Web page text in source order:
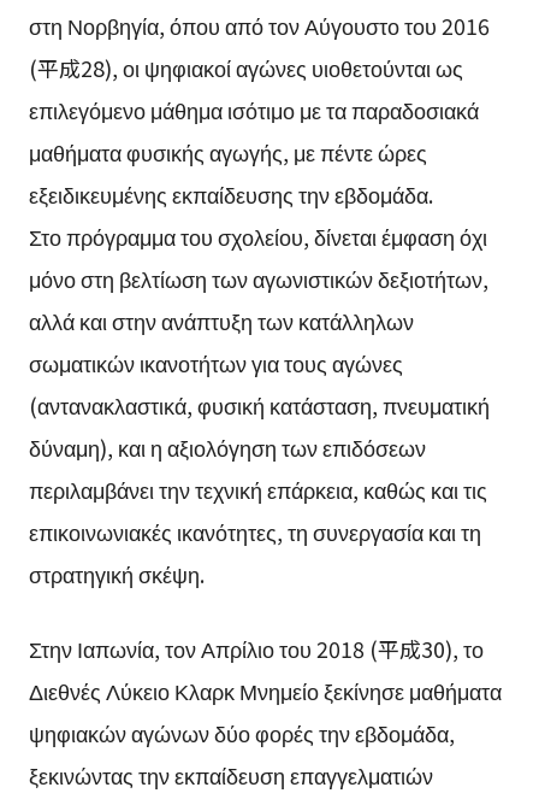
στη Νορβηγία, όπου από τον Αύγουστο του 2016
(平成28), οι ψηφιακοί αγώνες υιοθετούνται ως
επιλεγόμενο μάθημα ισότιμο με τα παραδοσιακά
μαθήματα φυσικής αγωγής, με πέντε ώρες
εξειδικευμένης εκπαίδευσης την εβδομάδα.
Στο πρόγραμμα του σχολείου, δίνεται έμφαση όχι
μόνο στη βελτίωση των αγωνιστικών δεξιοτήτων,
αλλά και στην ανάπτυξη των κατάλληλων
σωματικών ικανοτήτων για τους αγώνες
(αντανακλαστικά, φυσική κατάσταση, πνευματική
δύναμη), και η αξιολόγηση των επιδόσεων
περιλαμβάνει την τεχνική επάρκεια, καθώς και τις
επικοινωνιακές ικανότητες, τη συνεργασία και τη
στρατηγική σκέψη.
Στην Ιαπωνία, τον Απρίλιο του 2018 (平成30), το
Διεθνές Λύκειο Κλαρκ Μνημείο ξεκίνησε μαθήματα
ψηφιακών αγώνων δύο φορές την εβδομάδα,
ξεκινώντας την εκπαίδευση επαγγελματιών